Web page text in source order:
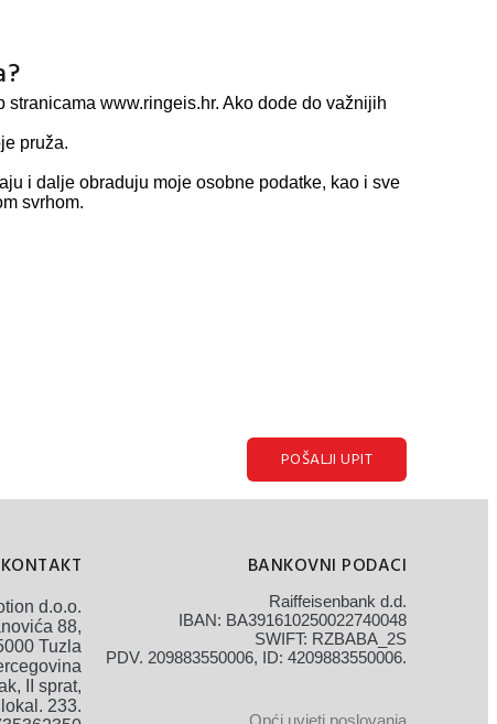
www.ringeis.hr. Ako dode do važnijih
pruža.
i dalje obraduju moje osobne podatke, kao i sve
svrhom.
POŠALJI UPIT
KONTAKT
d.o.o.
88,
Tuzla
II sprat,
lokal. 233.
BANKOVNI PODACI
Raiffeisenbank d.d.
IBAN: BA391610250022740048
SWIFT: RZBABA_2S
PDV. 209883550006, ID: 4209883550006.
Opći uvjeti poslovanja